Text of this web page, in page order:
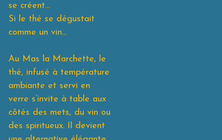
se créent…
Si le thé se dégustait
comme un vin…
Au Mas la Marchette, le
thé, infusé à température
ambiante et servi en
verre s’invite à table aux
côtés des mets, du vin ou
des spiritueux. Il devient